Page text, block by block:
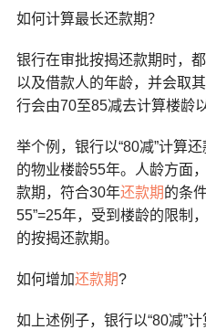
如何计算最长还款期？
银行在审批按揭还款期时，
以及借款人的年龄，并会取
行会由70至85减去计算楼龄
举个例，银行以“80减”计算
的物业楼龄55年。人龄方面
款期，符合30年还款期的条
55”=25年，受到楼龄的限制
的按揭还款期。
如何增加还款期?
如上述例子，银行以“80减”